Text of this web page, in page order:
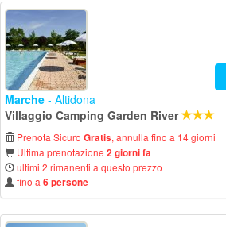
Marche - Altidona
Villaggio Camping Garden River
Prenota Sicuro Gratis, annulla fino a 14 giorni
Ultima prenotazione 2 giorni fa
ultimi 2 rimanenti a questo prezzo
fino a 6 persone